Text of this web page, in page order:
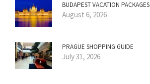
BUDAPEST VACATION PACKAGES
August 6, 2026
PRAGUE SHOPPING GUIDE
July 31, 2026